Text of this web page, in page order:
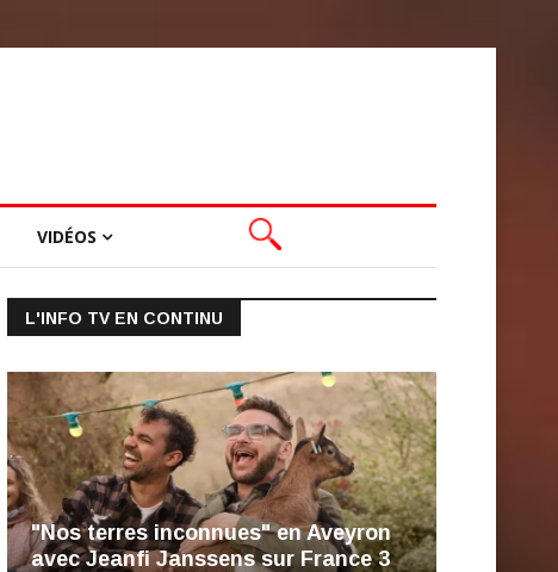
VIDÉOS
L'INFO TV EN CONTINU
"Nos terres inconnues" en Aveyron
avec Jeanfi Janssens sur France 3